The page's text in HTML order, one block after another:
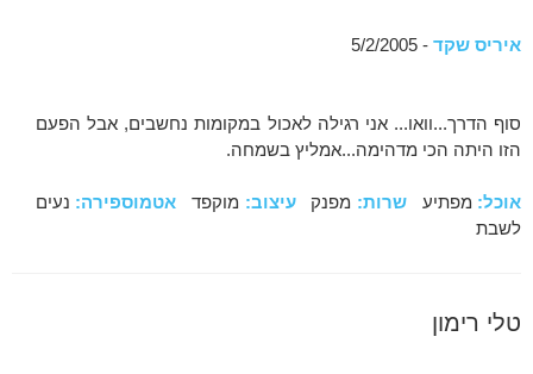
איריס שקד - 5/2/2005
סוף הדרך...וואו... אני רגילה לאכול במקומות נחשבים, אבל הפעם
הזו היתה הכי מדהימה...אמליץ בשמחה.
אוכל: מפתיעשרות: מפנקעיצוב: מוקפד אטמוספירה: נעים
לשבת
טלי רימון